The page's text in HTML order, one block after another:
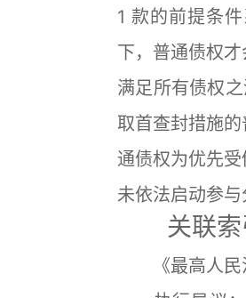
1 款的前提条
下，普通债权
满足所有债权
取首查封措施
通债权为优先
未依法启动参
关联索
《最高人民法